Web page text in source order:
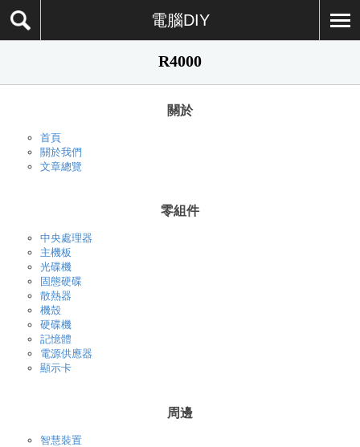
電腦DIY
R4000
關於
首頁
關於我們
文章總覽
零組件
中央處理器
主機板
光碟機
固態硬碟
散熱器
機殼
硬碟機
記憶體
電源供應器
顯示卡
周邊
智慧裝置